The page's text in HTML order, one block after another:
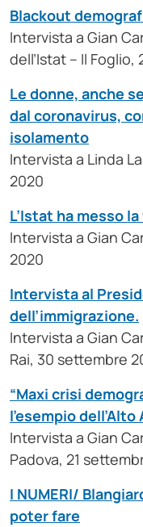
Blackout
Intervista a Gian
dell’Istat – Il Foglio,
Le donne, anche
dal coronavirus,
isolamento
Intervista a Linda
2020
L’Istat ha messo
Intervista a Gian
2020
Intervista al
dell’immigrazione.
Intervista a Gian
Rai, 30 settembre
“Maxi crisi
l’esempio dell’Alto
Intervista a Gian
Padova, 21
I NUMERI/
poter fare